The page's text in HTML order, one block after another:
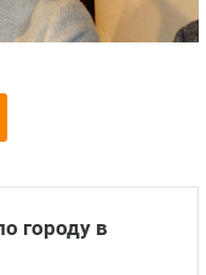
городу в